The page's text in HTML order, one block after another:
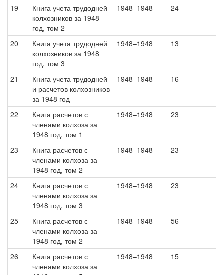
19
Книга учета трудодней
колхозников за 1948
год, том 2
1948–1948 24
20
Книга учета трудодней
колхозников за 1948
год, том 3
1948–1948 13
21
Книга учета трудодней
и расчетов колхозников
за 1948 год
1948–1948 16
22
Книга расчетов с
членами колхоза за
1948 год, том 1
1948–1948 23
23
Книга расчетов с
членами колхоза за
1948 год, том 2
1948–1948 23
24
Книга расчетов с
членами колхоза за
1948 год, том 3
1948–1948 23
25
Книга расчетов с
членами колхоза за
1948 год, том 2
1948–1948 56
26
Книга расчетов с
членами колхоза за
1948–1948 15